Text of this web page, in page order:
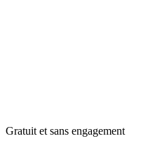
Gratuit et sans engagement